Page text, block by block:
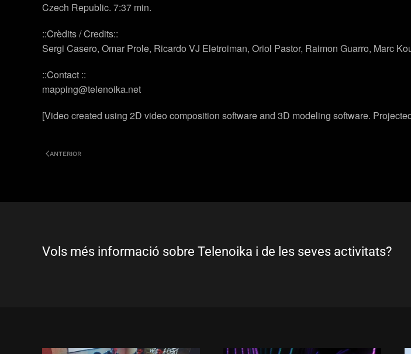
Czech Republic. 7:37 min.
::Crèdits / Credits::
Sergi Casero, Omar Prole, Ricardo VJ Eletroiman, Oriol Pastor, Raimon Guarro, Marc
::Contact ::
mapping@telenoika.net
[Video created using 2D video composition software and 3D modeling software.
ANTERIOR
Vols més informació sobre Telenoika i de les seves activitats?